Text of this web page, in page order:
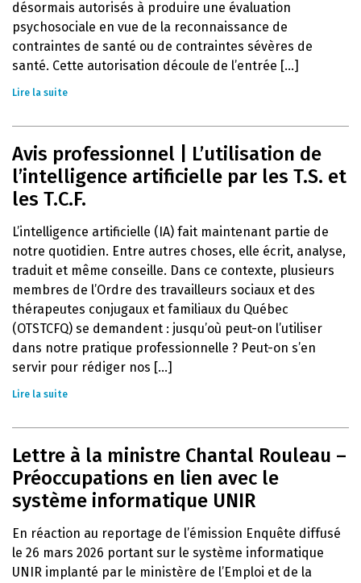
désormais autorisés à produire une évaluation
psychosociale en vue de la reconnaissance de
contraintes de santé ou de contraintes sévères de
santé. Cette autorisation découle de l’entrée [...]
Lire la suite
Avis professionnel | L’utilisation de
l’intelligence artificielle par les T.S. et
les T.C.F.
L’intelligence artificielle (IA) fait maintenant partie de
notre quotidien. Entre autres choses, elle écrit, analyse,
traduit et même conseille. Dans ce contexte, plusieurs
membres de l’Ordre des travailleurs sociaux et des
thérapeutes conjugaux et familiaux du Québec
(OTSTCFQ) se demandent : jusqu’où peut-on l’utiliser
dans notre pratique professionnelle ? Peut-on s’en
servir pour rédiger nos [...]
Lire la suite
Lettre à la ministre Chantal Rouleau –
Préoccupations en lien avec le
système informatique UNIR
En réaction au reportage de l’émission Enquête diffusé
le 26 mars 2026 portant sur le système informatique
UNIR implanté par le ministère de l’Emploi et de la